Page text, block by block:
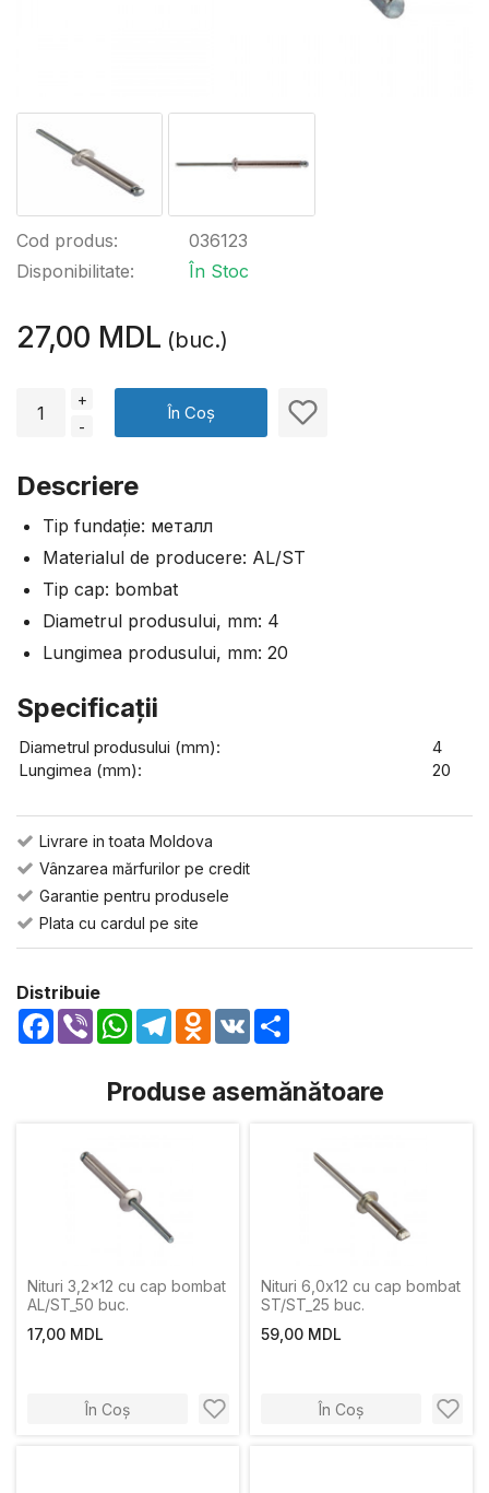
Cod produs:
Disponibilitate:
036123
În Stoc
27,00 MDL (buc.)
+
-
În Coș
Descriere
Tip fundație: металл
Materialul de producere: AL/ST
Tip cap: bombat
Diametrul produsului, mm: 4
Lungimea produsului, mm: 20
Specificaţii
Diametrul produsului (mm):
4
Lungimea (mm):
20
Livrare in toata Moldova
Vânzarea mărfurilor pe credit
Garantie pentru produsele
Plata cu cardul pe site
Distribuie
Facebook
Viber WhatsApp
TelegramOdnoklassniki
VK
Produse asemănătoare
Nituri 3,2x12 cu cap bombat
AL/ST_50 buc.
17,00 MDL
În Coș
Nituri 6,0x12 cu cap bombat
ST/ST_25 buc.
59,00 MDL
În Coș